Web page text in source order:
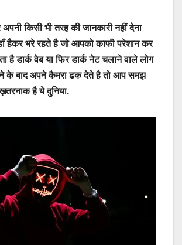
किसी भी तरह की जानकारी नहीं देना
हैकर भरे रहते है जो आपको काफी परेशान कर
है डार्क वेब या फिर डार्क नेट चलाने वाले लोग
के बाद अपने कैमरा ढक देते है तो आप समझ
है ये दुनिया.